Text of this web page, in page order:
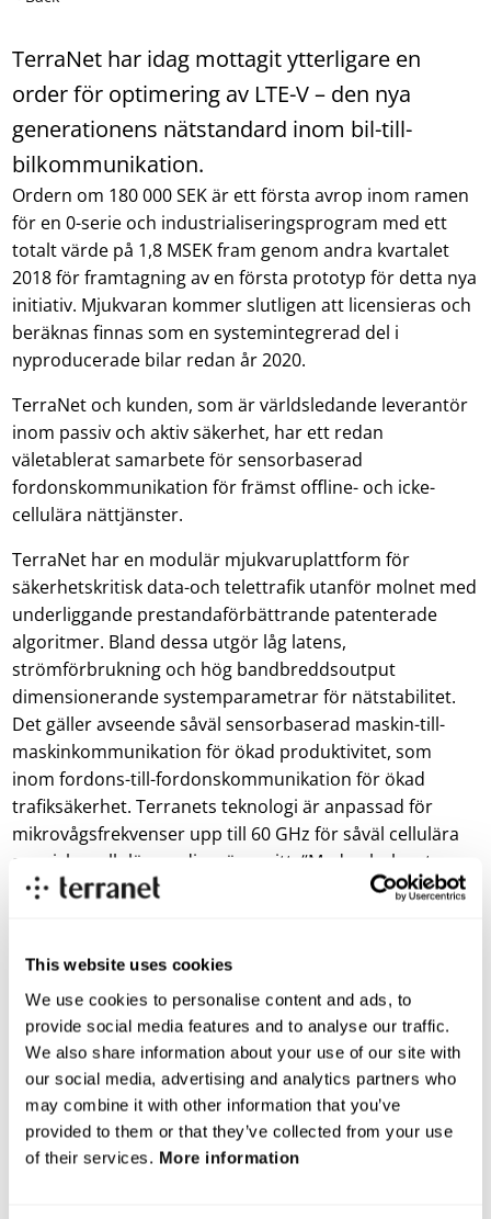
This website uses cookies
We use cookies to personalise content and ads, to
provide social media features and to analyse our traffic.
We also share information about your use of our site with
our social media, advertising and analytics partners who
may combine it with other information that you’ve
provided to them or that they’ve collected from your use
of their services. More information
TerraNet har idag mottagit ytterligare en
order för optimering av LTE-V – den nya
generationens nätstandard inom bil-till-
bilkommunikation.
Ordern om 180 000 SEK är ett första avrop inom ramen
för en 0-serie och industrialiseringsprogram med ett
totalt värde på 1,8 MSEK fram genom andra kvartalet
2018 för framtagning av en första prototyp för detta nya
initiativ. Mjukvaran kommer slutligen att licensieras och
beräknas finnas som en systemintegrerad del i
nyproducerade bilar redan år 2020.
TerraNet och kunden, som är världsledande leverantör
inom passiv och aktiv säkerhet, har ett redan
väletablerat samarbete för sensorbaserad
fordonskommunikation för främst offline- och icke-
cellulära nättjänster.
TerraNet har en modulär mjukvaruplattform för
säkerhetskritisk data-och telettrafik utanför molnet med
underliggande prestandaförbättrande patenterade
algoritmer. Bland dessa utgör låg latens,
strömförbrukning och hög bandbreddsoutput
dimensionerande systemparametrar för nätstabilitet.
Det gäller avseende såväl sensorbaserad maskin-till-
maskinkommunikation för ökad produktivitet, som
inom fordons-till-fordonskommunikation för ökad
trafiksäkerhet. Terranets teknologi är anpassad för
mikrovågsfrekvenser upp till 60 GHz för såväl cellulära
som icke-cellulära radiogränssnitt. “Medan bolagets
huvudsakliga nisch och fokus hittills varit inom W-LAN är
och 5G – den nya generationens nätstandard, säger
Mats Lindblad, SVP Industrial IoT vid TerraNet AB”
För mer information kontakta:
Christina Björnström, VP Marketing & Investor Relations
investorrelations@blincvision.com
+ 46 70 332 32 62